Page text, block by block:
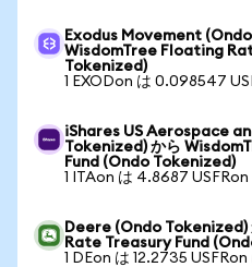
Exodus Movement
WisdomTree Floating
Tokenized)
1 EXODon は 0.098547
iShares US Aerospace
Tokenized) から
Fund (Ondo Tokenized)
1 ITAon は 4.8687 USFRon
Deere (Ondo
Rate Treasury Fund
1 DEon は 12.2735 USFRon